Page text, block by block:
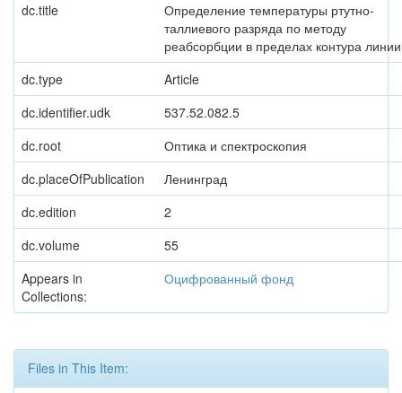
dc.title
Определение температуры ртутно-
таллиевого разряда по методу
реабсорбции в пределах контура линии
dc.type
Article
dc.identifier.udk
537.52.082.5
dc.root
Оптика и спектроскопия
dc.placeOfPublication
Ленинград
dc.edition
2
dc.volume
55
Appears in
Collections:
Оцифрованный фонд
Files in This Item: